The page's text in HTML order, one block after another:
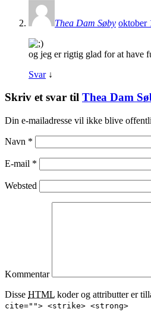
Thea Dam Søby oktober
og jeg er rigtig glad for at have
Svar ↓
Skriv et svar til Thea Dam
Din e-mailadresse vil ikke blive
Navn *
E-mail *
Websted
Kommentar
Disse HTML koder og attributter er
cite=""> <strike> <strong>